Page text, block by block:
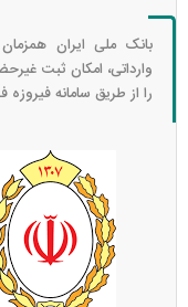
بانک ملی ایران
وارداتی، امکان ثبت
را از طریق سامانه